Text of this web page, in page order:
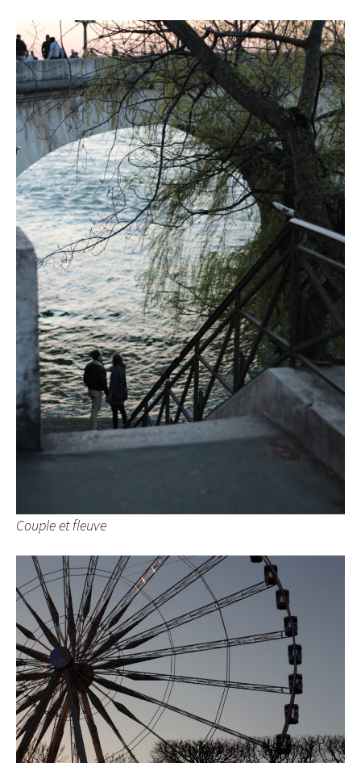
Couple et fleuve